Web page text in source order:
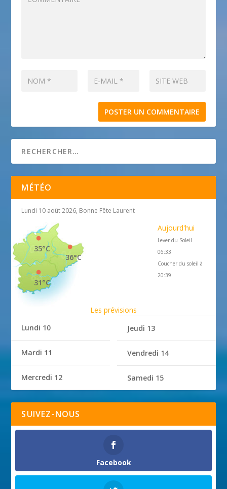
MÉTÉO
Lundi 10 août 2026, Bonne Fête Laurent
36°C
35°C
31°C
Aujourd'hui
Lever du Soleil
06:33
Coucher du soleil à
20:39
Les prévisions
Lundi 10
Mardi 11
Mercredi 12
Jeudi 13
Vendredi 14
Samedi 15
SUIVEZ-NOUS
Facebook